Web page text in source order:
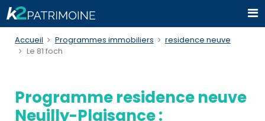
Accueil Programmes immobiliers
residence neuve
Le 81 foch
Programme residence neuve
Neuilly-Plaisance :